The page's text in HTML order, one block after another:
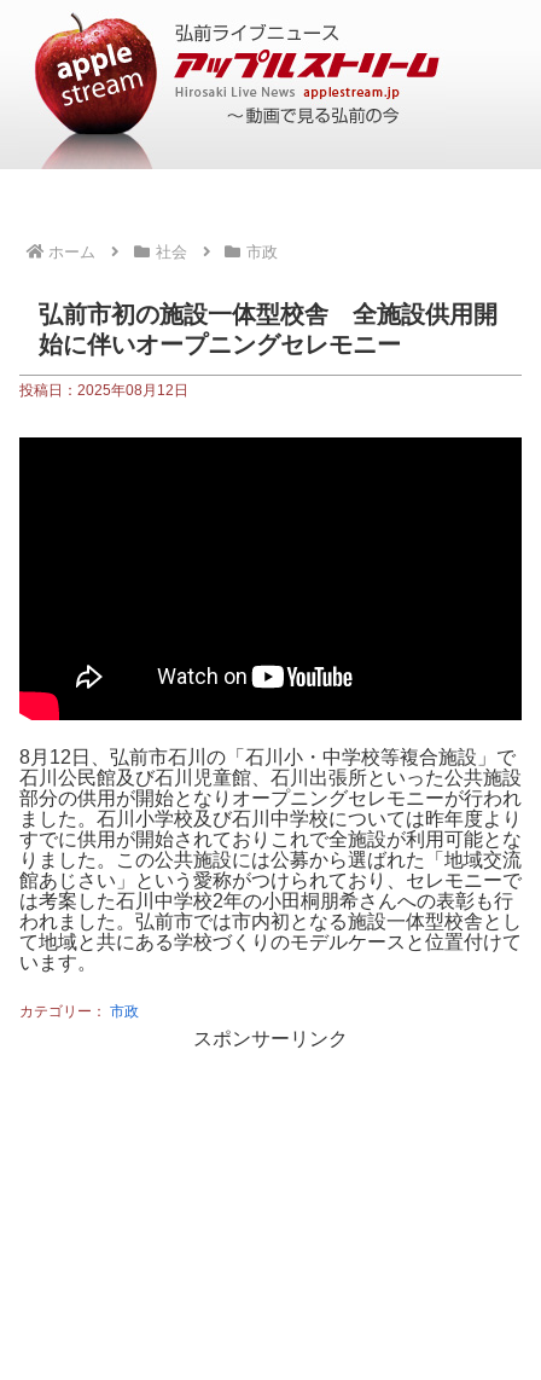
ホーム 社会 市政
弘前市初の施設一体型校舎 全施設供用開
始に伴いオープニングセレモニー
投稿日：2025年08月12日
8月12日、弘前市石川の「石川小・中学校等複合施設」で
石川公民館及び石川児童館、石川出張所といった公共施設
部分の供用が開始となりオープニングセレモニーが行われ
ました。石川小学校及び石川中学校については昨年度より
すでに供用が開始されておりこれで全施設が利用可能とな
りました。この公共施設には公募から選ばれた「地域交流
館あじさい」という愛称がつけられており、セレモニーで
は考案した石川中学校2年の小田桐朋希さんへの表彰も行
われました。弘前市では市内初となる施設一体型校舎とし
て地域と共にある学校づくりのモデルケースと位置付けて
います。
カテゴリー： 市政
スポンサーリンク